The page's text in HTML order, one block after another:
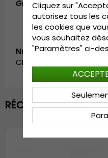
Guide des tailles:Taille
Numéro d’article:
CL/DBZ8/1/PCT/SUP
RÉCEMMENT VU
Cliquez sur
autorisez tous les
les cookies que
vous souhaitez
"Paramètres" ci-